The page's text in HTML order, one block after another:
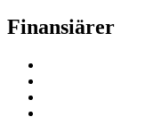
Finansiärer